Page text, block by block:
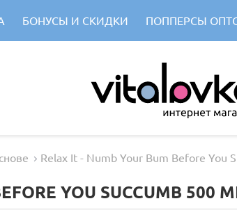
БОНУСЫ И СКИДКИ ПОППЕРСЫ
Relax It - Numb Your Bum Before You
YOU SUCCUMB 500